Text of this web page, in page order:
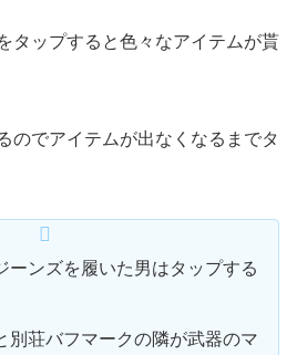
タップすると色々なアイテムが貰
のでアイテムが出なくなるまでタ
ーンズを履いた男はタップする
別荘バフマークの隣が武器のマ